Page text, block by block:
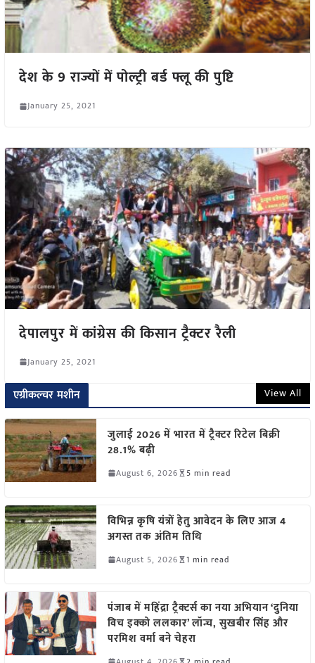
देश के 9 राज्यों में पोल्ट्री बर्ड फ्लू की पुष्टि
January 25, 2021
देपालपुर में कांग्रेस की किसान ट्रैक्टर रैली
January 25, 2021
एग्रीकल्चर मशीन View All
जुलाई 2026 में भारत में ट्रैक्टर रिटेल बिक्री
28.1% बढ़ी
August 6, 2026 5 min read
विभिन्न कृषि यंत्रों हेतु आवेदन के लिए आज 4
अगस्त तक अंतिम तिथि
August 5, 2026 1 min read
पंजाब में महिंद्रा ट्रैक्टर्स का नया अभियान ‘दुनिया
विच इक्को ललकार’ लॉन्च, सुखबीर सिंह और
परमिश वर्मा बने चेहरा